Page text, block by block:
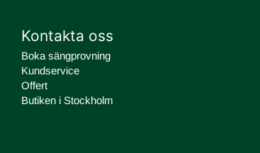
Kontakta oss
Boka sängprovning
Kundservice
Offert
Butiken i Stockholm